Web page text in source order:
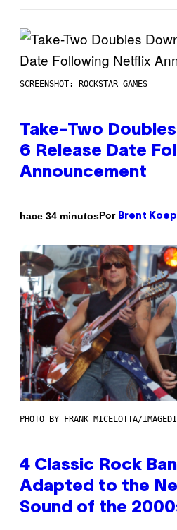
SCREENSHOT: ROCKSTAR GAMES
Take-Two
6 Release Date
Announcement
hace 34 minutosPor Brent
PHOTO BY FRANK MICELOTTA/
4 Classic Rock
Adapted to the
Sound of the